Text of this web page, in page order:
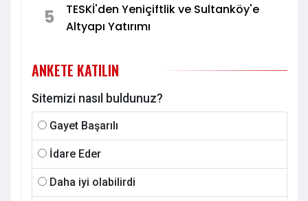
5
TESKİ'den Yeniçiftlik ve Sultanköy'e
Altyapı Yatırımı
ANKETE KATILIN
Sitemizi nasıl buldunuz?
Gayet Başarılı
İdare Eder
Daha iyi olabilirdi